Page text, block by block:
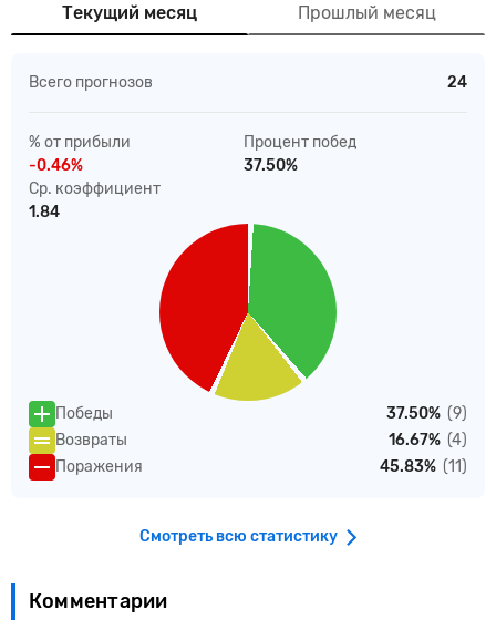
Текущий месяц Прошлый месяц
Всего прогнозов 24
% от прибыли
-0.46%
Процент побед
37.50%
Ср. коэффициент
1.84
Победы 37.50% (9)
Возвраты
16.67% (4)
Поражения
45.83% (11)
Смотреть всю статистику
Комментарии